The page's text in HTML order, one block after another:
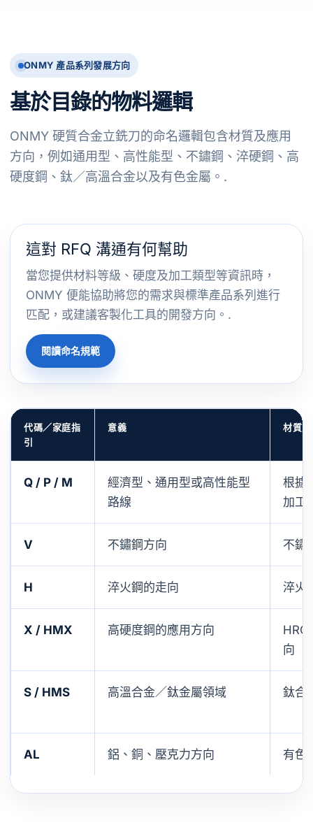
ONMY 產品系列發展方向
基於目錄的物料邏輯
ONMY 硬質合金立銑刀的命名邏輯包含材質及應用
方向，例如通用型、高性能型、不鏽鋼、淬硬鋼、高
硬度鋼、鈦／高溫合金以及有色金屬。.
這對 RFQ 溝通有何幫助
當您提供材料等級、硬度及加工類型等資訊時，
ONMY 便能協助將您的需求與標準產品系列進行
匹配，或建議客製化工具的開發方向。.
閱讀命名規範
代碼／家庭指
引
意義 材質
Q / P / M
經濟型、通用型或高性能型
路線
根據
加工
V 不鏽鋼方向 不鏽
H 淬火鋼的走向 淬火
X / HMX 高硬度鋼的應用方向
向
S / HMS 高溫合金／鈦金屬領域 鈦合
AL 鋁、銅、壓克力方向 有色